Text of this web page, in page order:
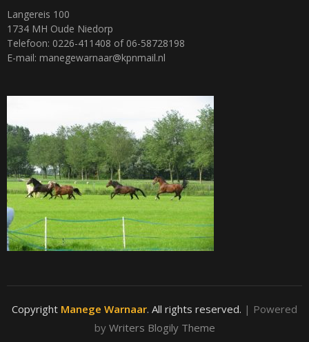
Langereis 100
1734 MH Oude Niedorp
Telefoon: 0226-411408 of 06-58728198
E-mail: manegewarnaar@kpnmail.nl
Copyright Manege Warnaar. All rights reserved. | Powered
by Writers Blogily Theme